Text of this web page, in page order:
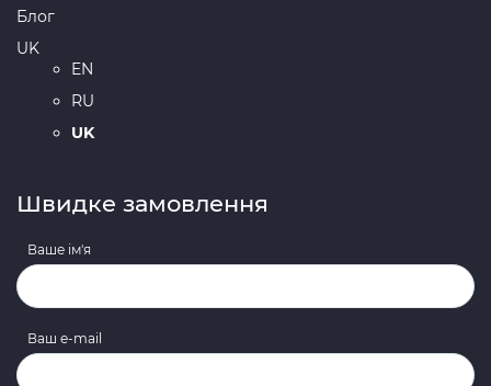
Блог
UK
EN
RU
UK
Швидке замовлення
Ваше ім'я
Ваш e-mail